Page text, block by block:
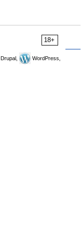
18+
Drupal,
WordPress,